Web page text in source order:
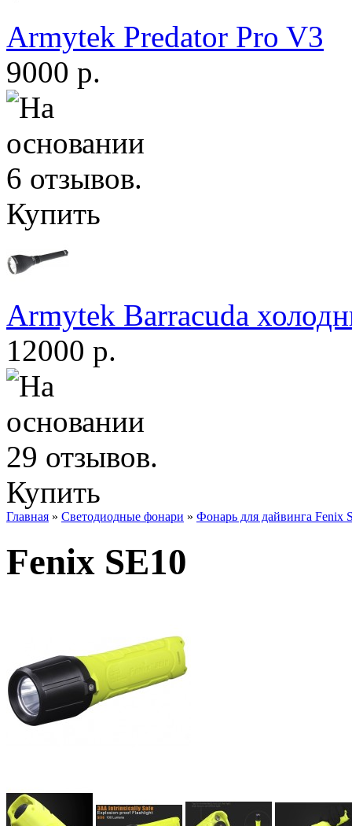
Armytek Predator Pro V3
9000 р.
Купить
Armytek Barracuda
12000 р.
Купить
Главная » Светодиодные фонари » Фонарь для дайвинга Fenix
Fenix SE10